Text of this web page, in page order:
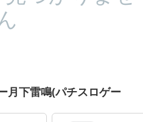
月下雷鳴(パチスロゲー